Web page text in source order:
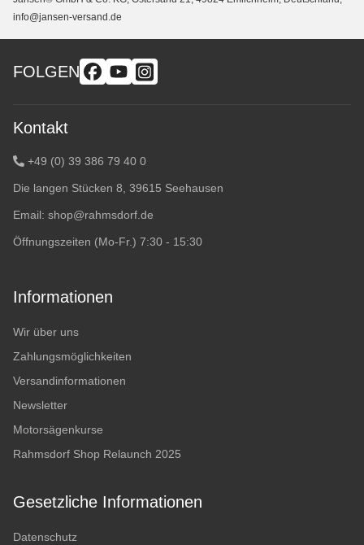
info@jansen-versand.de
FOLGEN
Kontakt
+49 (0) 39 386 79 40 0
Die langen Stücken 8, 39615 Seehausen
Email: shop@rahmsdorf.de
Öffnungszeiten (Mo-Fr.) 7:30 - 15:30
Informationen
Wir über uns
Zahlungsmöglichkeiten
Versandinformationen
Newsletter
Motorsägenkurse
Rahmsdorf Shop Relaunch 2025
Gesetzliche Informationen
Datenschutz